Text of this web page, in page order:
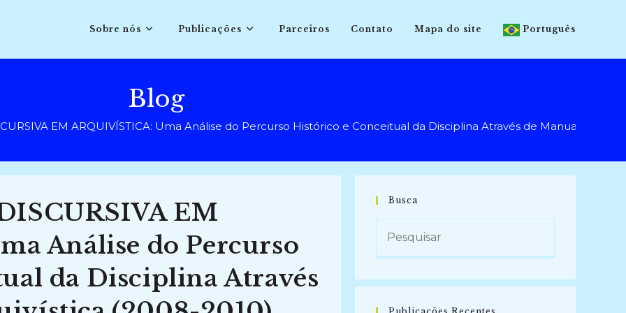
Sobre nós Publicações Parceiros Contato Mapa do site Português
Blog
EM ARQUIVÍSTICA: Uma Análise do Percurso Histórico e Conceitual da Disciplina Através de Manuais de
EM
Análise do Percurso
da Disciplina Através
Busca